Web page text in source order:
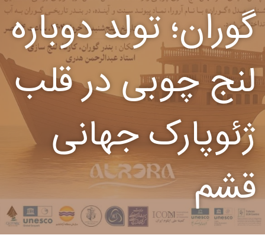
گوران؛ تولد دوباره
لنج چوبی در قلب
ژئوپارک جهانی
قشم